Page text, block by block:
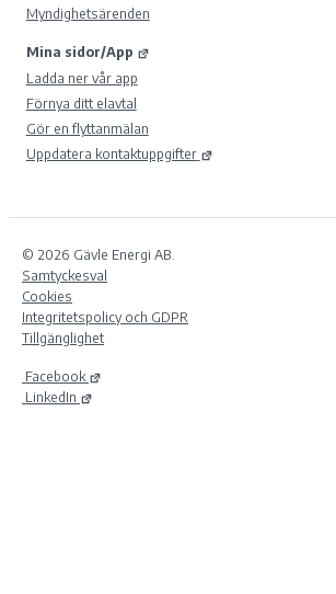
Myndighetsärenden
Mina sidor/App
Ladda ner vår app
Förnya ditt elavtal
Gör en flyttanmälan
Uppdatera kontaktuppgifter
© 2026 Gävle Energi AB.
Samtyckesval
Cookies
Integritetspolicy och GDPR
Tillgänglighet
Facebook
LinkedIn